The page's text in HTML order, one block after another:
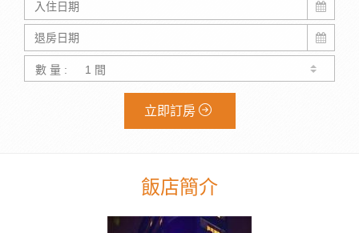
數 量 :
立即訂房
飯店簡介